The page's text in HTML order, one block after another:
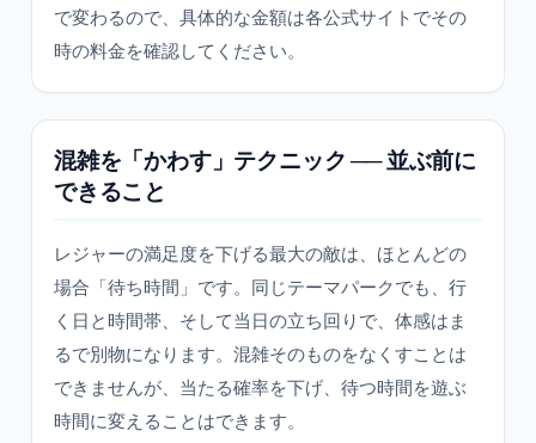
で変わるので、具体的な金額は各公式サイトでその
時の料金を確認してください。
混雑を「かわす」テクニック ── 並ぶ前に
できること
レジャーの満足度を下げる最大の敵は、ほとんどの
場合「待ち時間」です。同じテーマパークでも、行
く日と時間帯、そして当日の立ち回りで、体感はま
るで別物になります。混雑そのものをなくすことは
できませんが、当たる確率を下げ、待つ時間を遊ぶ
時間に変えることはできます。